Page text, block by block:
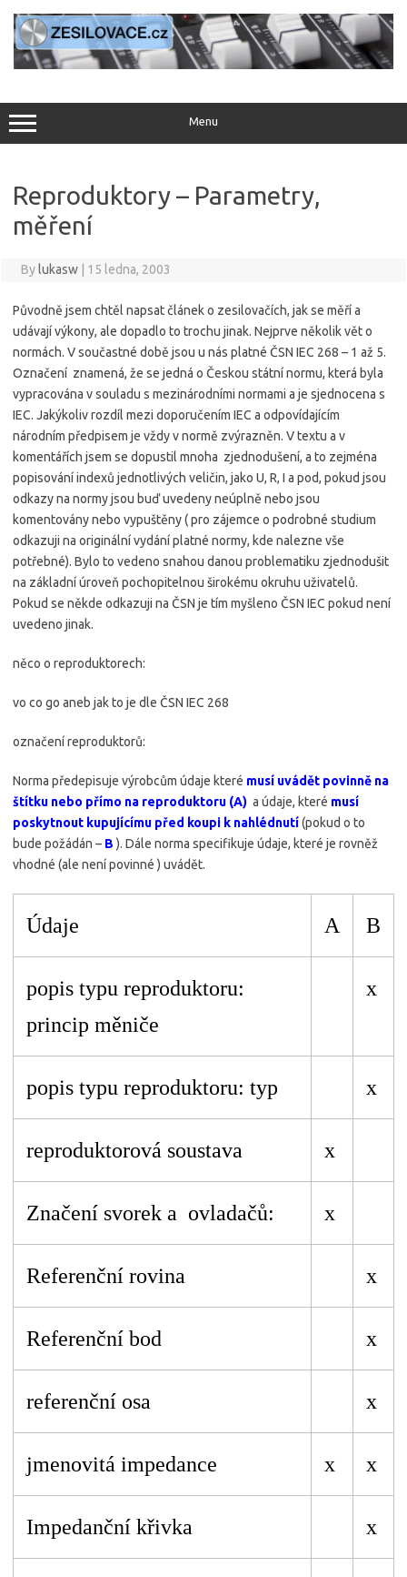
content
Menu
Reproduktory – Parametry,
měření
Bylukasw 15 ledna, 2003
Původně jsem chtěl napsat článek o zesilovačích, jak se měří a
udávají výkony, ale dopadlo to trochu jinak. Nejprve několik vět o
normách. V součastné době jsou u nás platné ČSN IEC 268 – 1 až 5.
Označení znamená, že se jedná o Českou státní normu, která byla
vypracována v souladu s mezinárodními normami a je sjednocena s
IEC. Jakýkoliv rozdíl mezi doporučením IEC a odpovídajícím
národním předpisem je vždy v normě zvýrazněn. V textu a v
komentářích jsem se dopustil mnoha zjednodušení, a to zejména
popisování indexů jednotlivých veličin, jako U, R, I a pod, pokud jsou
odkazy na normy jsou buď uvedeny neúplně nebo jsou
komentovány nebo vypuštěny ( pro zájemce o podrobné studium
odkazuji na originální vydání platné normy, kde nalezne vše
potřebné). Bylo to vedeno snahou danou problematiku zjednodušit
na základní úroveň pochopitelnou širokému okruhu uživatelů.
Pokud se někde odkazuji na ČSN je tím myšleno ČSN IEC pokud není
uvedeno jinak.
něco o reproduktorech:
vo co go aneb jak to je dle ČSN IEC 268
označení reproduktorů:
Norma předepisuje výrobcům údaje které musí uvádět povinně na
štítku nebo přímo na reproduktoru (A) a údaje, které musí
poskytnout kupujícímu před koupi k nahlédnutí(pokud o to
bude požádán – B ). Dále norma specifikuje údaje, které je rovněž
vhodné (ale není povinné ) uvádět.
Údaje A B
popis typu reproduktoru:
princip měniče
x
popis typu reproduktoru: typ x
reproduktorová soustava x
Značení svorek a ovladačů: x
Referenční rovina x
Referenční bod x
referenční osa x
jmenovitá impedance x x
Impedanční křivka x